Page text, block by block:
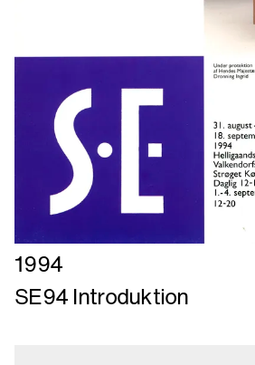
Læs
mere
om
1994
SE94 Introduktion